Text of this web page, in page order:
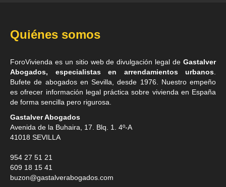
Quiénes somos
ForoVivienda es un sitio web de divulgación legal de Gastalver
Abogados, especialistas en arrendamientos urbanos
Bufete de abogados en Sevilla , desde 1976. Nuestro empeño
es ofrecer información legal práctica sobre vivienda en España
de forma sencilla pero rigurosa.
Gastalver Abogados
Avenida de la Buhaira, 17. Blq. 1. 4º-A
41018 SEVILLA
954 27 51 21
609 18 15 41
buzon@gastalverabogados.com